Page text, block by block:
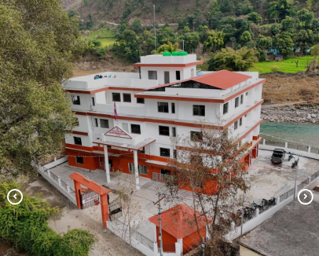
आ व २०८२/ ८३ मा योजना/ कार्यक्रमहरुको हालसम्मको प्रगति अवस्था र अबको
योजनाबारे नगरपालिकाको शाखा /वडागत समीक्षा कार्यक्रम । मिति : २०८३/०१/३१
गते